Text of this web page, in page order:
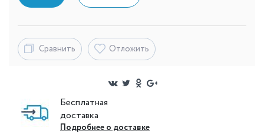
Сравнить Отложить
Бесплатная
доставка
Подробнее о доставке